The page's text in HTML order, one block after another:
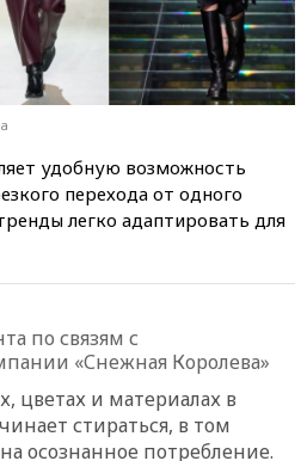
удобную возможность
перехода от одного
легко адаптировать для
по связям с
«Снежная Королева»
цветах и материалах в
стираться, в том
осознанное потребление.